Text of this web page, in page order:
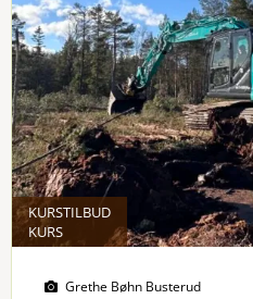
KURSTILBUD
KURS
Grethe Bøhn Busterud